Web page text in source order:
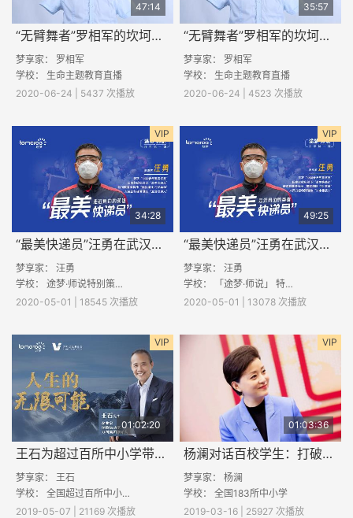
47:14
“无臂舞者”罗相军的坎坷追梦故事（下）
梦享家： 罗相军
学校： 生命主题教育直播
2020-06-24 | 5437 次播放
35:57
“无臂舞者”罗相军的坎坷追梦故事（上）
梦享家： 罗相军
学校： 生命主题教育直播
2020-06-24 | 4523 次播放
VIP
34:28
“最美快递员”汪勇在武汉的抗疫故事（上）
梦享家： 汪勇
学校： 途梦·师说特别策划：复学第一课
2020-05-01 | 18545 次播放
VIP
49:25
“最美快递员”汪勇在武汉的抗疫故事（下）
梦享家： 汪勇
学校： 「途梦·师说」 特别策划：复学第一课
2020-05-01 | 13078 次播放
VIP
01:02:20
王石为超过百所中小学带来精彩课程：人生的无限可能
梦享家： 王石
学校： 全国超过百所中小学校
2019-05-07 | 21169 次播放
VIP
01:03:36
杨澜对话百校学生：打破偏见，无畏前行
梦享家： 杨澜
学校： 全国183所中小学
2019-03-16 | 25927 次播放